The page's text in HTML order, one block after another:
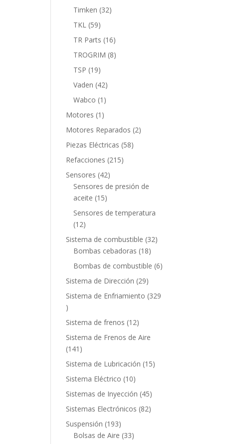
productos
Timken 3232
TKL 5959
productos
TR Parts 1616
productos
TROGRIM 88
TSP 1919
productos
Vaden 4242
productos
Wabco 1 1
Motores 1 1
producto
Motores Reparados 22
Piezas Eléctricas 5858
Refacciones 215215
Sensores 4242
productos
Sensores de presión de
aceite 1515
productos
Sensores de temperatura
1212
productos
Sistema de combustible 3232
Bombas cebadoras 1818
productos
Bombas de combustible 66
Sistema de Dirección 2929
productos
Sistema de Enfriamiento 329
329
productos
Sistema de frenos 1212
productos
Sistema de Frenos de Aire
141 141
productos
Sistema de Lubricación 1515
Sistema Eléctrico 1010
productos
Sistemas de Inyección 4545
productos
Sistemas Electrónicos 8282
Suspensión 193193
productos
Bolsas de Aire 3333